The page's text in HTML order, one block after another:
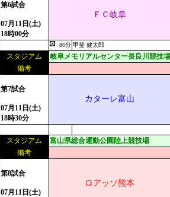
第6試合
07月11日(土)
18時00分
ＦＣ岐阜
86分 甲斐 健太郎
スタジアム
岐阜メモリアルセンター長良川競技場
備考
第7試合
07月11日(土)
18時30分
カターレ富山
スタジアム
富山県総合運動公園陸上競技場
備考
第8試合
07月11日(土)
ロアッソ熊本